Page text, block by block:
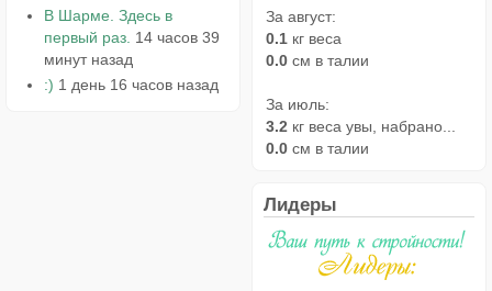
В Шарме. Здесь в
первый раз. 14 часов 39
минут назад
:) 1 день 16 часов назад
За август:
0.1 кг веса
0.0 см в талии
За июль:
3.2 кг веса увы, набрано...
0.0 см в талии
Лидеры